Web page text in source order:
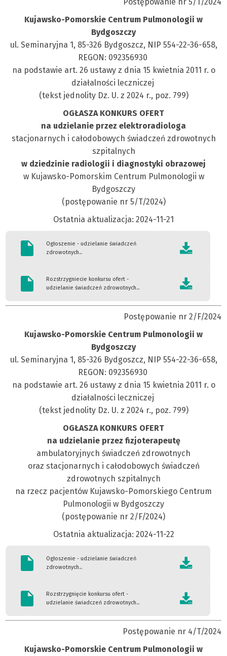
Bydgoszczy
Kujawsko-Pomorskie Centrum Pulmonologii w
Bydgoszczy
ul. Seminaryjna 1, 85-326 Bydgoszcz, NIP 554-22-36-658,
REGON: 092356930
na podstawie art. 26 ustawy z dnia 15 kwietnia 2011 r. o
działalności leczniczej
(tekst jednolity Dz. U. z 2024 r., poz. 799)
OGŁASZA KONKURS OFERT
na udzielanie przez elektroradiologa
stacjonarnych i całodobowych świadczeń zdrowotnych
szpitalnych
w dziedzinie radiologii i diagnostyki obrazowej
w Kujawsko-Pomorskim Centrum Pulmonologii w
Bydgoszczy
(postępowanie nr 5/T/2024)
Ostatnia aktualizacja: 2024-11-21
Ogłoszenie - udzielanie świadczeń
zdrowotnych...
Rozstrzygniecie konkursu ofert -
udzielanie świadczeń zdrowotnych...
Postępowanie nr 2/F/2024
Kujawsko-Pomorskie Centrum Pulmonologii w
Bydgoszczy
ul. Seminaryjna 1, 85-326 Bydgoszcz, NIP 554-22-36-658,
REGON: 092356930
na podstawie art. 26 ustawy z dnia 15 kwietnia 2011 r. o
działalności leczniczej
(tekst jednolity Dz. U. z 2024 r., poz. 799)
OGŁASZA KONKURS OFERT
na udzielanie przez fizjoterapeutę
ambulatoryjnych świadczeń zdrowotnych
oraz stacjonarnych i całodobowych świadczeń
zdrowotnych szpitalnych
na rzecz pacjentów Kujawsko-Pomorskiego Centrum
Pulmonologii w Bydgoszczy
(postępowanie nr 2/F/2024)
Ostatnia aktualizacja: 2024-11-22
Ogłoszenie - udzielanie świadczeń
zdrowotnych...
Rozstrzygnięcie konkursu ofert -
udzielanie świadczeń zdrowotnych...
Postępowanie nr 4/T/2024
Kujawsko-Pomorskie Centrum Pulmonologii w